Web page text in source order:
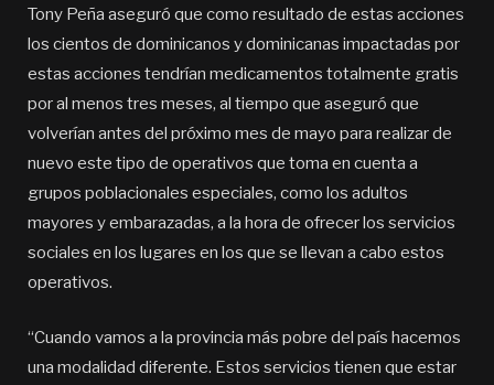
Tony Peña aseguró que como resultado de estas acciones
los cientos de dominicanos y dominicanas impactadas por
estas acciones tendrían medicamentos totalmente gratis
por al menos tres meses, al tiempo que aseguró que
volverían antes del próximo mes de mayo para realizar de
nuevo este tipo de operativos que toma en cuenta a
grupos poblacionales especiales, como los adultos
mayores y embarazadas, a la hora de ofrecer los servicios
sociales en los lugares en los que se llevan a cabo estos
operativos.
“Cuando vamos a la provincia más pobre del país hacemos
una modalidad diferente. Estos servicios tienen que estar